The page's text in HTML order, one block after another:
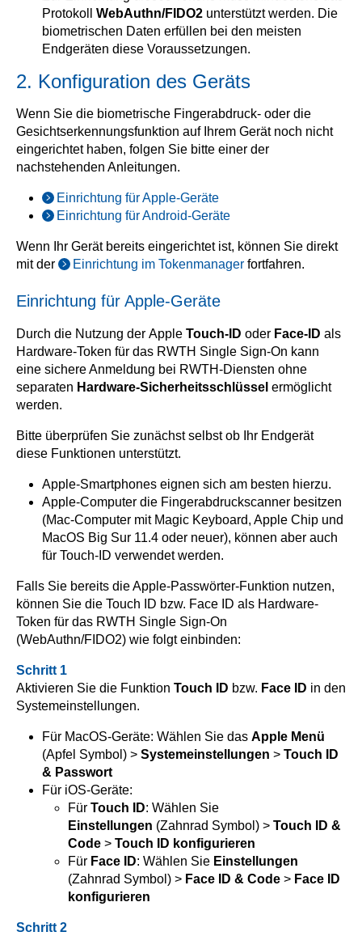
Protokoll WebAuthn/FIDO2 unterstützt werden. Die
biometrischen Daten erfüllen bei den meisten
Endgeräten diese Voraussetzungen.
2. Konfiguration des Geräts
Wenn Sie die biometrische Fingerabdruck- oder die
Gesichtserkennungsfunktion auf Ihrem Gerät noch nicht
eingerichtet haben, folgen Sie bitte einer der
nachstehenden Anleitungen.
Einrichtung für Apple-Geräte
Einrichtung für Android-Geräte
Wenn Ihr Gerät bereits eingerichtet ist, können Sie direkt
mit der
Einrichtung im Tokenmanager fortfahren.
Einrichtung für Apple-Geräte
Durch die Nutzung der Apple Touch-ID oder Face-ID als
Hardware-Token für das RWTH Single Sign-On kann
eine sichere Anmeldung bei RWTH-Diensten ohne
separaten Hardware-Sicherheitsschlüssel ermöglicht
werden.
Bitte überprüfen Sie zunächst selbst ob Ihr Endgerät
diese Funktionen unterstützt.
Apple-Smartphones eignen sich am besten hierzu.
Apple-Computer die Fingerabdruckscanner besitzen
(Mac-Computer mit Magic Keyboard, Apple Chip und
MacOS Big Sur 11.4 oder neuer), können aber auch
für Touch-ID verwendet werden.
Falls Sie bereits die Apple-Passwörter-Funktion nutzen,
können Sie die Touch ID bzw. Face ID als Hardware-
Token für das RWTH Single Sign-On
(WebAuthn/FIDO2) wie folgt einbinden:
Schritt 1
Aktivieren Sie die Funktion Touch ID bzw. Face ID in den
Systemeinstellungen.
Für MacOS-Geräte: Wählen Sie das Apple Menü
(Apfel Symbol) > Systemeinstellungen > Touch ID
& Passwort
Für iOS-Geräte:
Für Touch ID: Wählen Sie
Einstellungen (Zahnrad Symbol) > Touch ID &
Code > Touch ID konfigurieren
Für Face ID: Wählen Sie Einstellungen
(Zahnrad Symbol) > Face ID & Code > Face ID
konfigurieren
Schritt 2